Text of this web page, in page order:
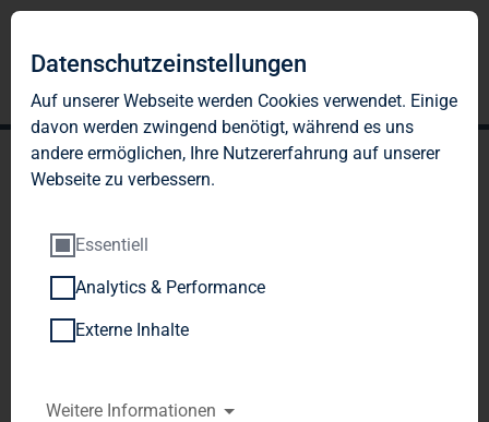
TAG Immobilien AG:
Veröffentlichung gemäß §
26 Abs. 1 WpHG mit dem
Datenschutzeinstellungen
Auf unserer Webseite werden Cookies verwendet. Einige
davon werden zwingend benötigt, während es uns
andere ermöglichen, Ihre Nutzererfahrung auf unserer
Webseite zu verbessern.
Essentiell
Analytics & Performance
Externe Inhalte
Weitere Informationen